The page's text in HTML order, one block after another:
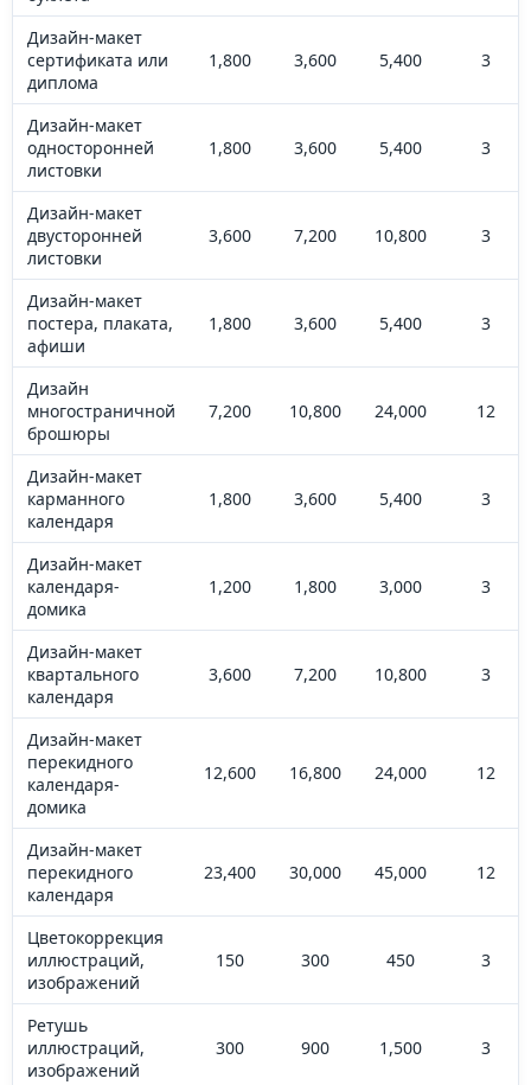
Дизайн-макет
сертификата или
диплома
1,800 3,600 5,400 3
Дизайн-макет
односторонней
листовки
1,800 3,600 5,400 3
Дизайн-макет
двусторонней
листовки
3,600 7,200 10,800 3
Дизайн-макет
постера, плаката,
афиши
1,800 3,600 5,400 3
Дизайн
многостраничной
брошюры
7,200 10,800 24,000 12
Дизайн-макет
карманного
календаря
1,800 3,600 5,400 3
Дизайн-макет
календаря-
домика
1,200 1,800 3,000 3
Дизайн-макет
квартального
календаря
3,600 7,200 10,800 3
Дизайн-макет
перекидного
календаря-
домика
12,600 16,800 24,000 12
Дизайн-макет
перекидного
календаря
23,400 30,000 45,000 12
Цветокоррекция
иллюстраций,
изображений
150 300 450 3
Ретушь
иллюстраций,
изображений
300 900 1,500 3